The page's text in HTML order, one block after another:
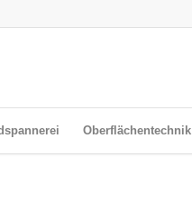
Oberflächentechnik